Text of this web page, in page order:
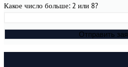
Какое число больше: 2 или 8?